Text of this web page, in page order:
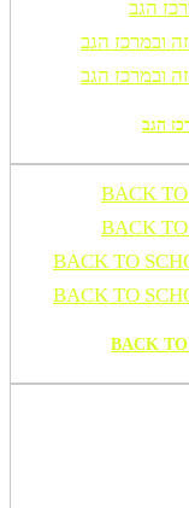
BACK TO